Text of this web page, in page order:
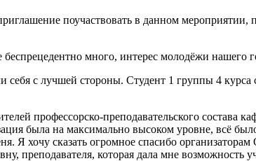
поучаствовать в данном мероприятии,
много, интерес молодёжи нашего
с лучшей стороны. Студент 1 группы 4 курса
профессорско-преподавательского
была на максимально высоком уровне, всё
Я хочу сказать огромное спасибо
преподавателя, которая дала мне возможность